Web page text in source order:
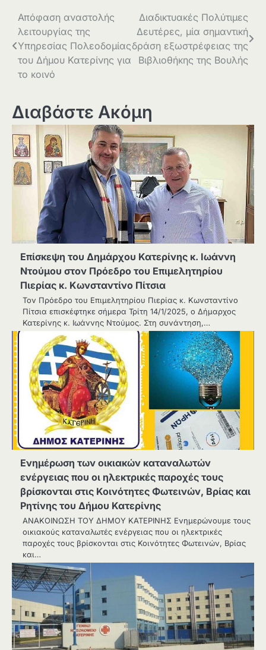
Πλοήγηση
άρθρων
Απόφαση αναστολής
λειτουργίας της
Υπηρεσίας Πολεοδομίας
του Δήμου Κατερίνης για
το κοινό
Διαδικτυακές Πολύτιμες
Δευτέρες, μία σημαντική
δράση εξωστρέφειας της
Βιβλιοθήκης της Βουλής
Διαβάστε Ακόμη
Επίσκεψη του Δημάρχου Κατερίνης κ. Ιωάννη
Ντούμου στον Πρόεδρο του Επιμελητηρίου
Πιερίας κ. Κωνσταντίνο Πίτσια
Τον Πρόεδρο του Επιμελητηρίου Πιερίας κ. Κωνσταντίνο
Πίτσια επισκέφτηκε σήμερα Τρίτη 14/1/2025, ο Δήμαρχος
Κατερίνης κ. Ιωάννης Ντούμος. Στη συνάντηση,…
Ενημέρωση των οικιακών καταναλωτών
ενέργειας που οι ηλεκτρικές παροχές τους
βρίσκονται στις Κοινότητες Φωτεινών, Βρίας και
Ρητίνης του Δήμου Κατερίνης
ΑΝΑΚΟΙΝΩΣΗ ΤΟΥ ΔΗΜΟΥ ΚΑΤΕΡΙΝΗΣ Ενημερώνουμε τους
οικιακούς καταναλωτές ενέργειας που οι ηλεκτρικές
παροχές τους βρίσκονται στις Κοινότητες Φωτεινών, Βρίας
και…